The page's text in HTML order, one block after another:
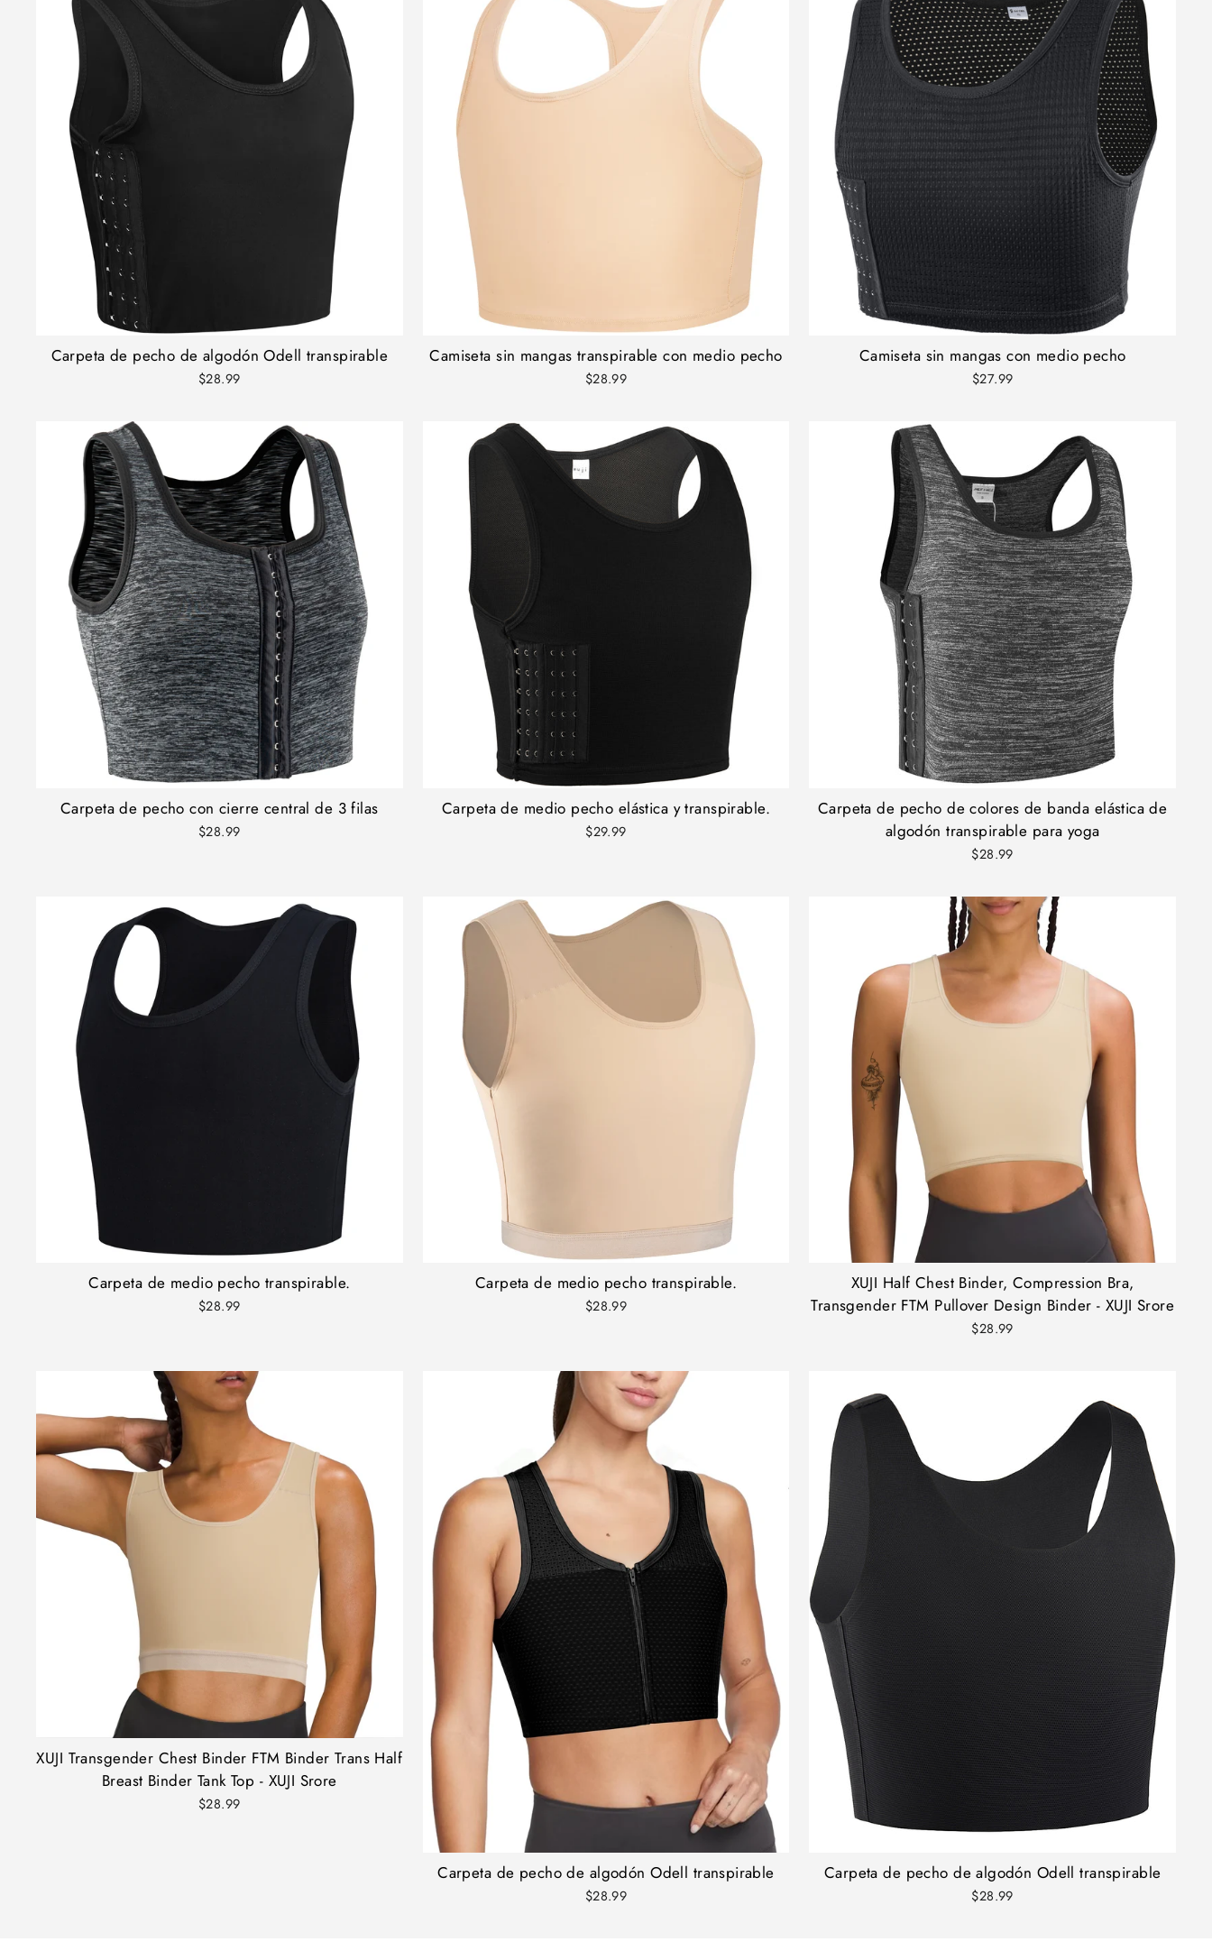
Carpeta de pecho de algodón Odell transpirable
$28.99
Camiseta sin mangas transpirable con medio pecho
$28.99
Camiseta sin mangas con medio pecho
$27.99
Carpeta de pecho con cierre central de 3 filas
$28.99
Carpeta de medio pecho elástica y transpirable.
$29.99
Carpeta de pecho de colores de banda elástica de
algodón transpirable para yoga
$28.99
Carpeta de medio pecho transpirable.
$28.99
Carpeta de medio pecho transpirable.
$28.99
XUJI Half Chest Binder, Compression Bra,
Transgender FTM Pullover Design Binder - XUJI Srore
$28.99
XUJI Transgender Chest Binder FTM Binder Trans Half
Breast Binder Tank Top - XUJI Srore
$28.99
Carpeta de pecho de algodón Odell transpirable
$28.99
Carpeta de pecho de algodón Odell transpirable
$28.99